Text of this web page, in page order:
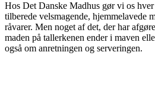
Hos Det Danske Madhus gør vi os hver
tilberede velsmagende, hjemmelavede
råvarer. Men noget af det, der har
maden på tallerkenen ender i maven
også om anretningen og serveringen.